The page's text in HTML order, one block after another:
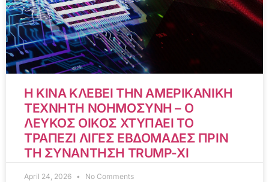
Η ΚΙΝΑ ΚΛΕΒΕΙ ΤΗΝ ΑΜΕΡΙΚΑΝΙΚΗ
ΤΕΧΝΗΤΗ ΝΟΗΜΟΣΥΝΗ – Ο
ΛΕΥΚΟΣ ΟΙΚΟΣ ΧΤΥΠΑΕΙ ΤΟ
ΤΡΑΠΕΖΙ ΛΙΓΕΣ ΕΒΔΟΜΑΔΕΣ ΠΡΙΝ
ΤΗ ΣΥΝΑΝΤΗΣΗ TRUMP-XI
April 24, 2026 No Comments